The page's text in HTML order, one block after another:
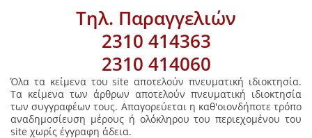
Τηλ. Παραγγελιών
2310 414363
2310 414060
Όλα τα κείμενα του site αποτελούν πνευματική ιδιοκτησία.
Τα κείμενα των άρθρων αποτελούν πνευματική ιδιοκτησία
των συγγραφέων τους. Απαγορεύεται η καθ'οιονδήποτε τρόπο
αναδημοσίευση μέρους ή ολόκληρου του περιεχομένου του
site χωρίς έγγραφη άδεια.